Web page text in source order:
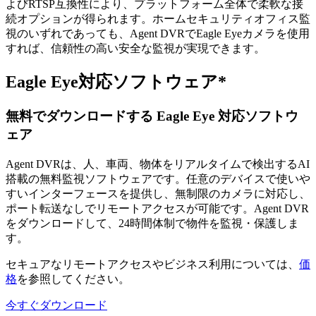
よびRTSP互換性により、プラットフォーム全体で柔軟な接
続オプションが得られます。ホームセキュリティオフィス監
視のいずれであっても、Agent DVRでEagle Eyeカメラを使用
すれば、信頼性の高い安全な監視が実現できます。
Eagle Eye対応ソフトウェア*
無料でダウンロードする Eagle Eye 対応ソフトウ
ェア
Agent DVRは、人、車両、物体をリアルタイムで検出するAI
搭載の無料監視ソフトウェアです。任意のデバイスで使いや
すいインターフェースを提供し、無制限のカメラに対応し、
ポート転送なしでリモートアクセスが可能です。Agent DVR
をダウンロードして、24時間体制で物件を監視・保護しま
す。
セキュアなリモートアクセスやビジネス利用については、 価
格を参照してください。
今すぐダウンロード